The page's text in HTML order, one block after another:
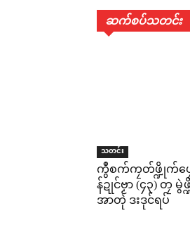
ဆက်စပ်သတင်း
သတင်း
ကွဳစက်ကၠတ်ဖ္ဍိုက်ပၠေ
န်ဍုင်ဗၟာ (၄၃) တၠ
အာတုဲ ဒးဒုင်ရပ်